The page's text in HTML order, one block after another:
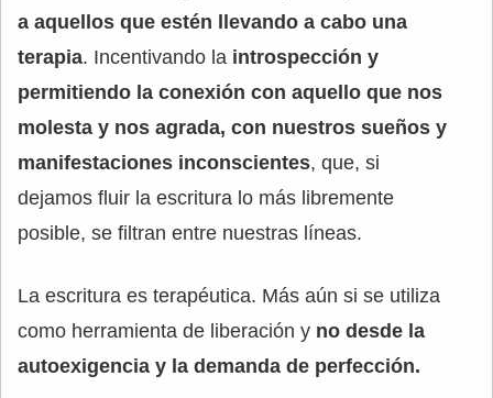
a aquellos que estén llevando a cabo una
terapia. Incentivando la introspección y
permitiendo la conexión con aquello que nos
molesta y nos agrada, con nuestros sueños y
manifestaciones inconscientes, que, si
dejamos fluir la escritura lo más libremente
posible, se filtran entre nuestras líneas.
La escritura es terapéutica. Más aún si se utiliza
como herramienta de liberación y no desde la
autoexigencia y la demanda de perfección.